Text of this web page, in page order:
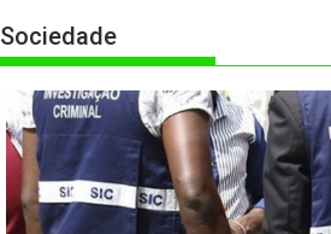
Sociedade